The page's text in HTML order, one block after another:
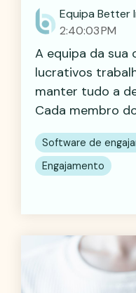
Equipa Better
2:40:03 PM
A equipa da sua
lucrativos
manter tudo a
Cada membro
Software de
Engajamento